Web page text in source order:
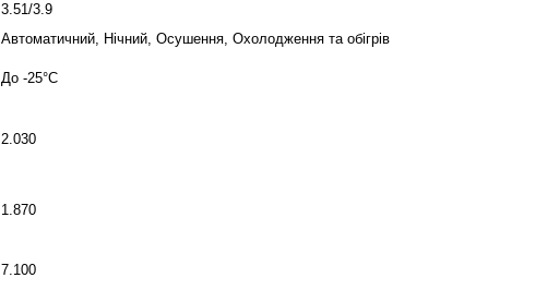
3.51/3.9
Автоматичний, Нічний, Осушення, Охолодження та обігрів
До -25°C
2.030
1.870
7.100